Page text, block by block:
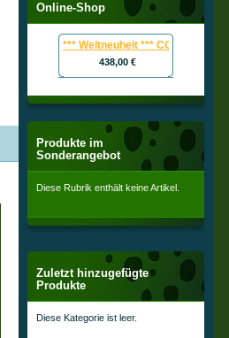
Online-Shop
*** Weltneuheit *** COOLMAC
438,00 €
Produkte im
Sonderangebot
Diese Rubrik enthält keine Artikel.
Zuletzt hinzugefügte
Produkte
Diese Kategorie ist leer.